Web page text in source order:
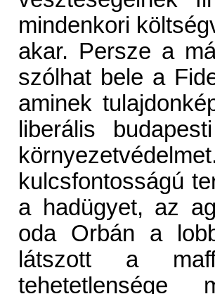
mindenkori
akar. Persze a
szólhat bele a
aminek
liberális
kulcsfontosságú
a hadügyet, az
oda Orbán a
látszott a